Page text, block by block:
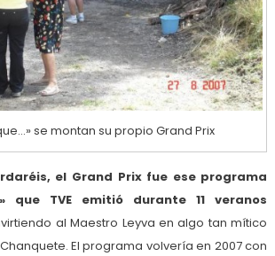
se montan su propio Grand Prix
el Grand Prix fue ese programa
que TVE emitió durante 11 veranos
al Maestro Leyva en algo tan mítico
El programa volvería en 2007 con